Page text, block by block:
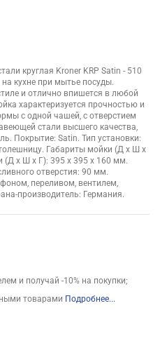
круглая Kroner KRP Satin - 510
кухне при мытье посуды.
и отлично впишется в любой
характеризуется прочностью и
с одной чашей, с отверстием
стали высшего качества,
Покрытие: Satin. Тип установки:
Габариты мойки (Д х Ш х
(Д х Ш х Г): 395 х 395 х 160 мм.
отверстия: 90 мм.
переливом, вентилем,
производитель: Германия.
и получай -10% на покупки;
товарами Подробнее...